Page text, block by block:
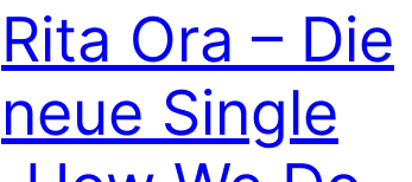
Rita Ora – Die
neue Single